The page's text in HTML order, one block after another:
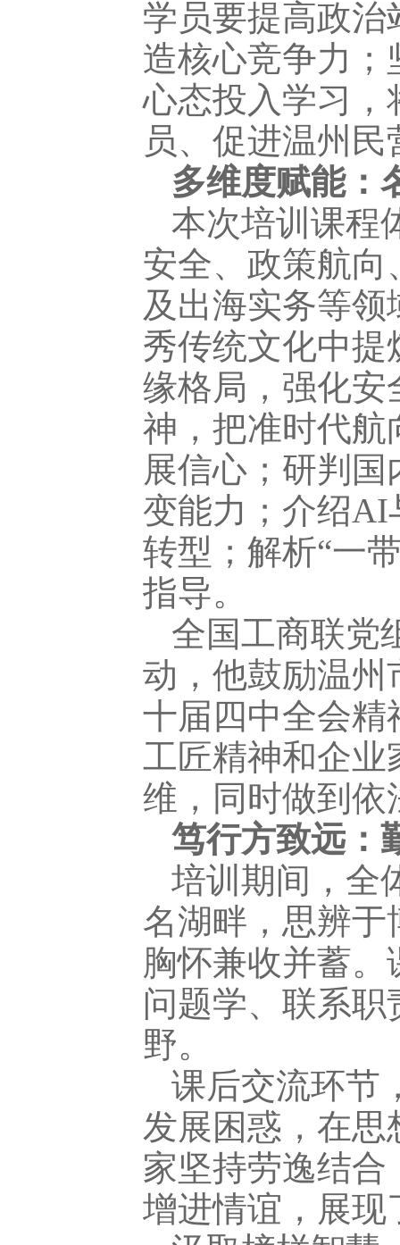
学员要提高政
造核心竞争力
心态投入学习，
员、促进温州
多维度赋能：
本次培训课程
安全、政策航
及出海实务等领
秀传统文化中
缘格局，强化安
神，把准时代航
展信心；研判
变能力；介绍AI
转型；解析“一
指导。
全国工商联党
动，他鼓励温州
十届四中全会精
工匠精神和企业
维，同时做到依
笃行方致远：
培训期间，全
名湖畔，思辨
胸怀兼收并蓄
问题学、联系
野。
课后交流环节
发展困惑，在
家坚持劳逸结
增进情谊，展现